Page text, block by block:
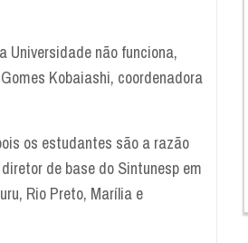
Universidade não funciona,
Kobaiashi, coordenadora
os estudantes são a razão
de base do Sintunesp em
Rio Preto, Marília e